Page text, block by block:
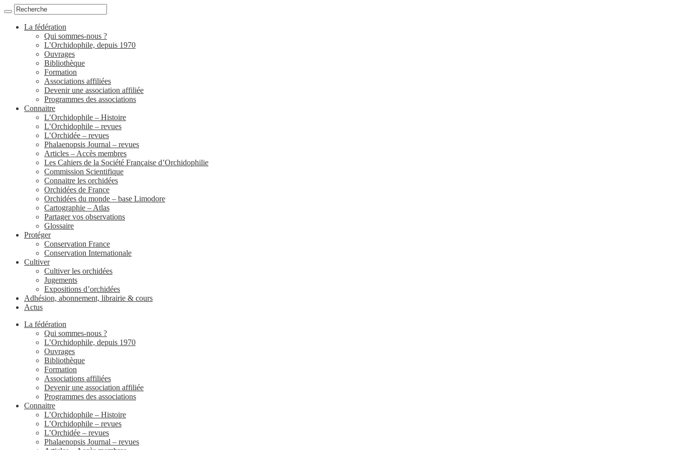
La fédération
Qui sommes-nous ?
L’Orchidophile, depuis 1970
Ouvrages
Bibliothèque
Formation
Associations affiliées
Devenir une association affiliée
Programmes des associations
Connaitre
L’Orchidophile – Histoire
L’Orchidophile – revues
L’Orchidée – revues
Phalaenopsis Journal – revues
Articles – Accès membres
Les Cahiers de la Société Française d’Orchidophilie
Commission Scientifique
Connaitre les orchidées
Orchidées de France
Orchidées du monde – base Limodore
Cartographie – Atlas
Partager vos observations
Glossaire
Protéger
Conservation France
Conservation Internationale
Cultiver
Cultiver les orchidées
Jugements
Expositions d’orchidées
Adhésion, abonnement, librairie & cours
Actus
La fédération
Qui sommes-nous ?
L’Orchidophile, depuis 1970
Ouvrages
Bibliothèque
Formation
Associations affiliées
Devenir une association affiliée
Programmes des associations
Connaitre
L’Orchidophile – Histoire
L’Orchidophile – revues
L’Orchidée – revues
Phalaenopsis Journal – revues